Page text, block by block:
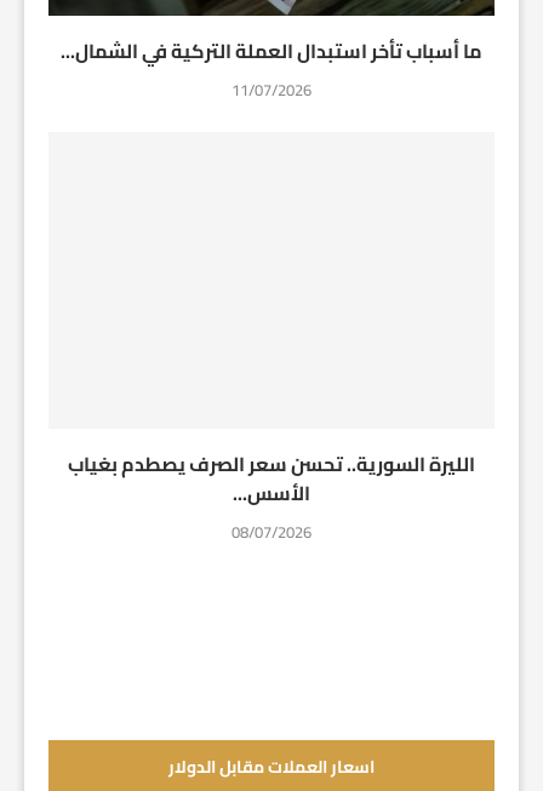
ما أسباب تأخر استبدال العملة التركية في الشمال...
11/07/2026
الليرة السورية.. تحسن سعر الصرف يصطدم بغياب
الأسس...
08/07/2026
اسعار العملات مقابل الدولار